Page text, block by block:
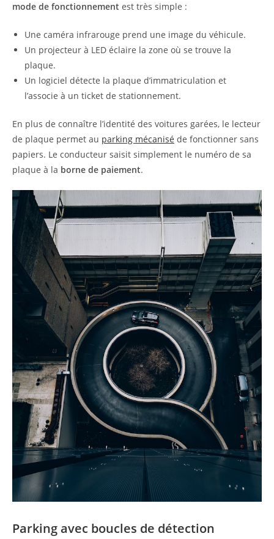
mode de fonctionnement est très simple :
Une caméra infrarouge prend une image du véhicule.
Un projecteur à LED éclaire la zone où se trouve la
plaque.
Un logiciel détecte la plaque d’immatriculation et
l’associe à un ticket de stationnement.
En plus de connaître l’identité des voitures garées, le lecteur
de plaque permet au parking mécanisé de fonctionner sans
papiers. Le conducteur saisit simplement le numéro de sa
plaque à la borne de paiement.
Parking avec boucles de détection